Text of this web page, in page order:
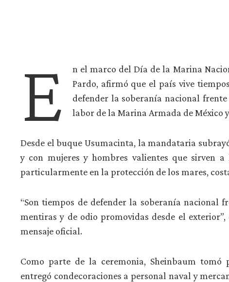
E
n el marco del Día de la Marina
Pardo, afirmó que el país vive
defender la soberanía nacional
labor de la Marina Armada de México
Desde el buque Usumacinta, la mandataria
y con mujeres y hombres valientes que sirven
particularmente en la protección de los mares,
“Son tiempos de defender la soberanía nacional
mentiras y de odio promovidas desde el
mensaje oficial.
Como parte de la ceremonia, Sheinbaum tomó
entregó condecoraciones a personal naval y